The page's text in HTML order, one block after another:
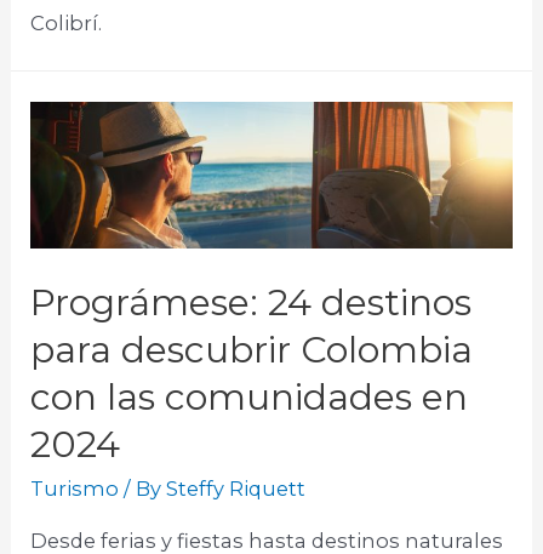
Colibrí.​
Prográmese: 24 destinos
para descubrir Colombia
con las comunidades en
2024
Turismo / BySteffy Riquett
Desde ferias y fiestas hasta destinos naturales